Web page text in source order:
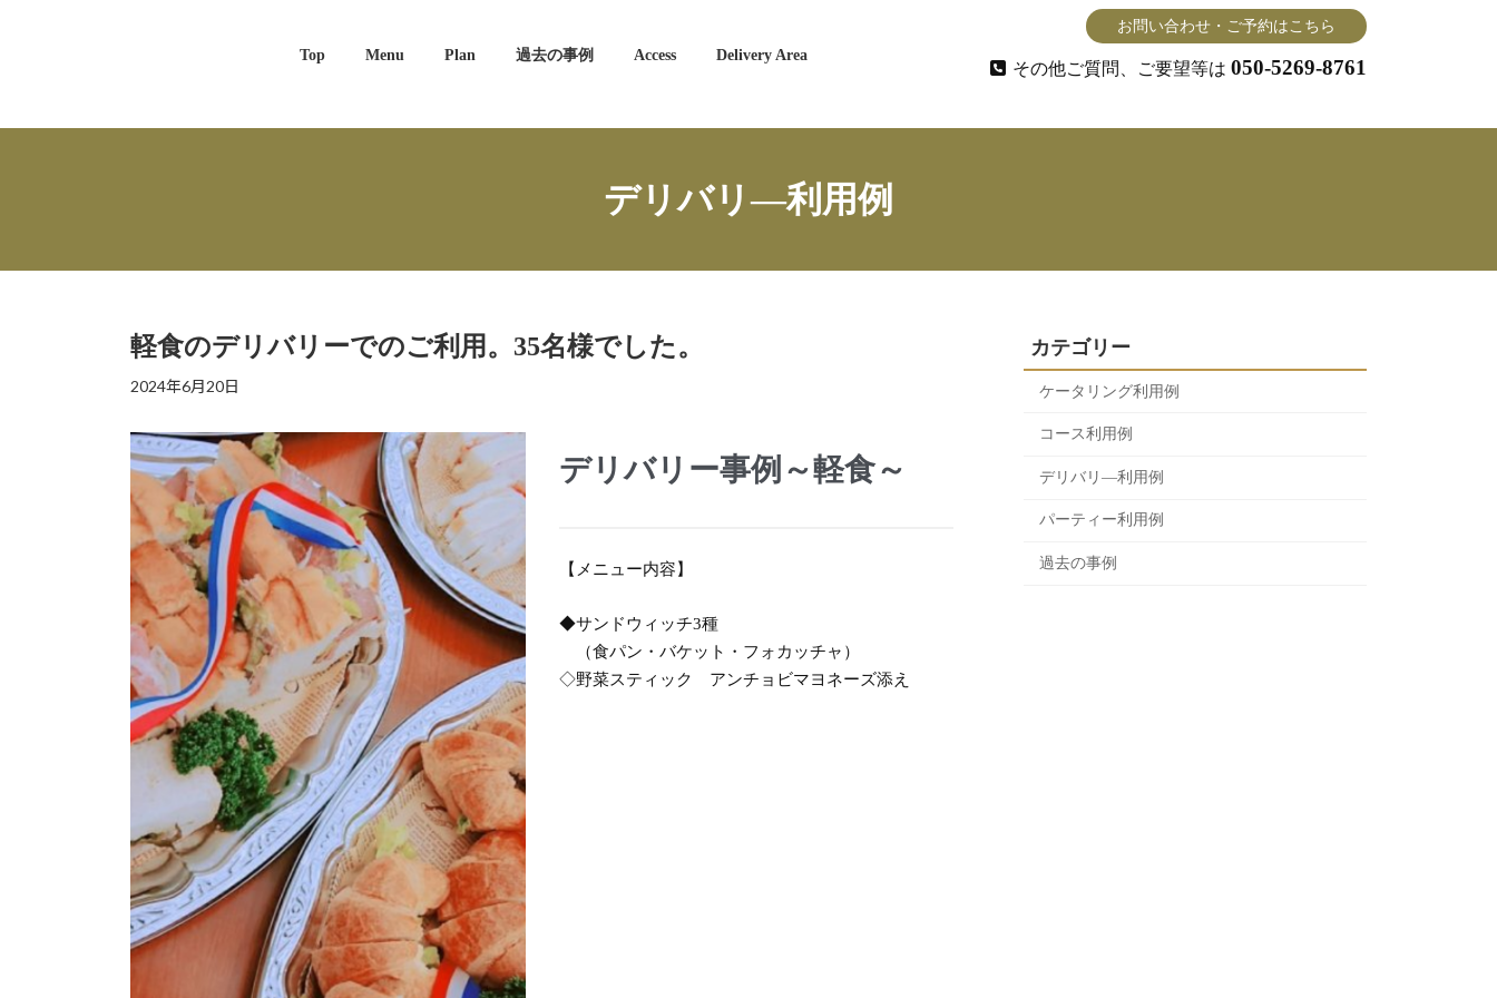
Top Menu Plan 過去の事例 Access Delivery Area
お問い合わせ・ご予約はこちら
その他ご質問、ご要望等は 050‐5269‐8761
デリバリ―利用例
軽食のデリバリーでのご利用。35名様でした。
2024年6月20日
デリバリー事例～軽食～
【メニュー内容】
◆サンドウィッチ3種
（食パン・バケット・フォカッチャ）
◇野菜スティック アンチョビマヨネーズ添え
カテゴリー
ケータリング利用例
コース利用例
デリバリ―利用例
パーティー利用例
過去の事例